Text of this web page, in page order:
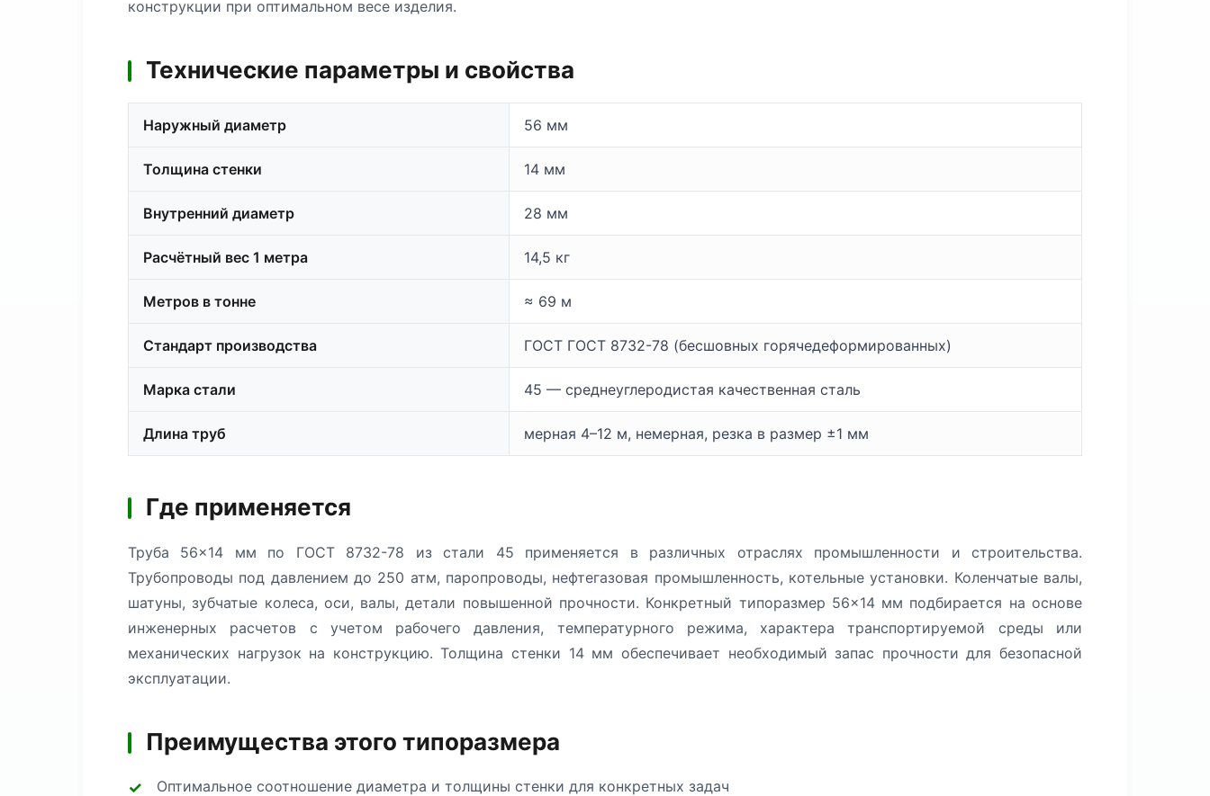
конструкции при оптимальном весе изделия.
Технические параметры и свойства
Наружный диаметр 56 мм
Толщина стенки 14 мм
Внутренний диаметр 28 мм
Расчётный вес 1 метра 14,5 кг
Метров в тонне ≈ 69 м
Стандарт производства ГОСТ ГОСТ 8732-78 (бесшовных горячедеформированных)
Марка стали 45 — среднеуглеродистая качественная сталь
Длина труб мерная 4–12 м, немерная, резка в размер ±1 мм
Где применяется
Труба 56×14 мм по ГОСТ 8732-78 из стали 45 применяется в различных отраслях промышленности и строительства.
Трубопроводы под давлением до 250 атм, паропроводы, нефтегазовая промышленность, котельные установки. Коленчатые валы,
шатуны, зубчатые колеса, оси, валы, детали повышенной прочности. Конкретный типоразмер 56×14 мм подбирается на основе
инженерных расчетов с учетом рабочего давления, температурного режима, характера транспортируемой среды или
механических нагрузок на конструкцию. Толщина стенки 14 мм обеспечивает необходимый запас прочности для безопасной
эксплуатации.
Преимущества этого типоразмера
Оптимальное соотношение диаметра и толщины стенки для конкретных задач